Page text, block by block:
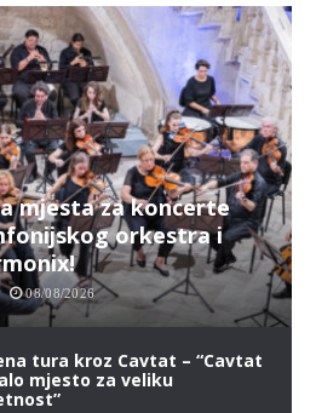
mjesta za koncerte
orkestra i
08/08/2026
tura kroz Cavtat – “Cavtat
mjesto za veliku